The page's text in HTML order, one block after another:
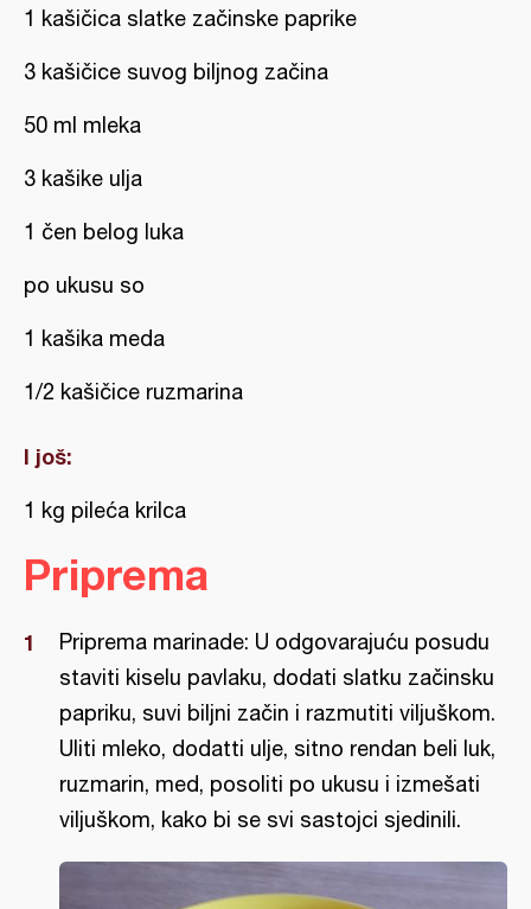
1 kašičica slatke začinske paprike
3 kašičice suvog biljnog začina
50 ml mleka
3 kašike ulja
1 čen belog luka
po ukusu so
1 kašika meda
1/2 kašičice ruzmarina
I još:
1 kg pileća krilca
Priprema
Priprema marinade: U odgovarajuću posudu
staviti kiselu pavlaku, dodati slatku začinsku
papriku, suvi biljni začin i razmutiti viljuškom.
Uliti mleko, dodatti ulje, sitno rendan beli luk,
ruzmarin, med, posoliti po ukusu i izmešati
viljuškom, kako bi se svi sastojci sjedinili.